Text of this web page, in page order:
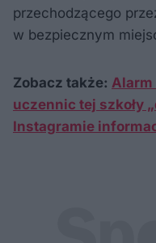
przechodzącego
w bezpiecznym
Zobacz także: Alarm
uczennic tej szkoły
Instagramie